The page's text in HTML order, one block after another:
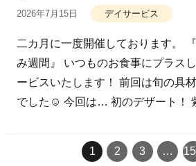
2026年7月15日 デイサービス
二カ月に一度開催しております。
み週間』 いつものお食事にプラス
ービスいたします！ 前回は旬の具
でした☺ 今回は… 初のデザート！
1 2 3 …